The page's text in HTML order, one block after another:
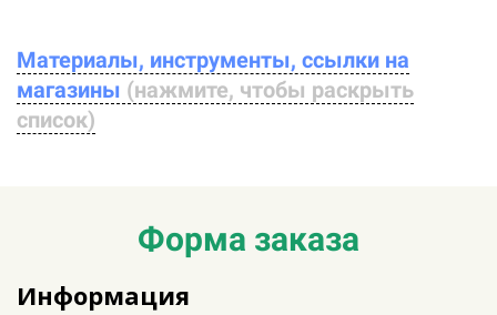
Материалы, инструменты, ссылки на
магазины (нажмите, чтобы раскрыть
список)
Форма заказа
Информация